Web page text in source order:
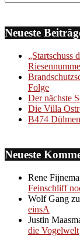
Neueste
„Startschuss
Folge
Der nächste
Die Villa
B474
Neueste
Rene
Feinschliff
Wolf Gang zu
einsA
Justin
die Vogelwelt